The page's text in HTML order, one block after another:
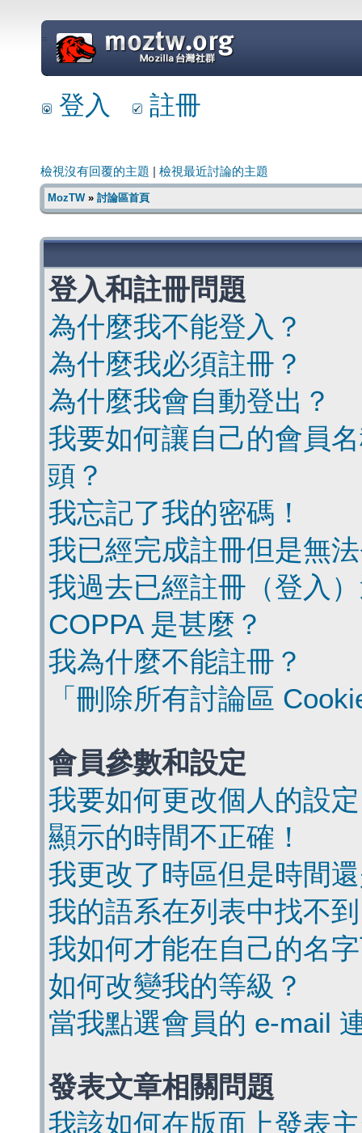
=
登入 註冊
檢視沒有回覆的主題 檢視最近討論的主題
MozTW» 討論區首頁
登入和註冊問題
為什麼我不能登入？
為什麼我必須註冊？
為什麼我會自動登出？
我要如何讓自己的會員
頭？
我忘記了我的密碼！
我已經完成註冊但是無
我過去已經註冊（登入
COPPA 是甚麼？
我為什麼不能註冊？
「刪除所有討論區
會員參數和設定
我要如何更改個人的設
顯示的時間不正確！
我更改了時區但是時間
我的語系在列表中找不
我如何才能在自己的名
如何改變我的等級？
當我點選會員的 e-mail
發表文章相關問題
我該如何在版面上發表